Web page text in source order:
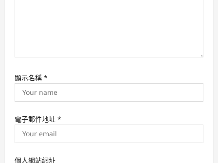
顯示名稱 *
電子郵件地址 *
個人網站網址